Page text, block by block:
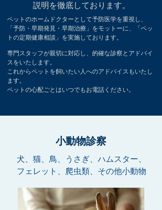
説明を徹底しております。
ペットのホームドクターとして予防医学を重視し、
「予防・早期発見・早期治療」をモットーに、「ペッ
トの定期健康相談」を実施しております。
専門スタッフが親切に対応し、的確な診察とアドバイ
スをいたします。
これからペットを飼いたい人へのアドバイスもいたし
ます。
ペットの心配ごとはいつでもお電話ください。
小動物診察
犬、猫、鳥、うさぎ、ハムスター、
フェレット、爬虫類、その他小動物